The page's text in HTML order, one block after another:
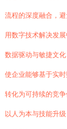
流程的深度融合，
用数字技术解决发
数据驱动与敏捷文
使企业能够基于实
转化为可持续的竞争
以人为本与技能升